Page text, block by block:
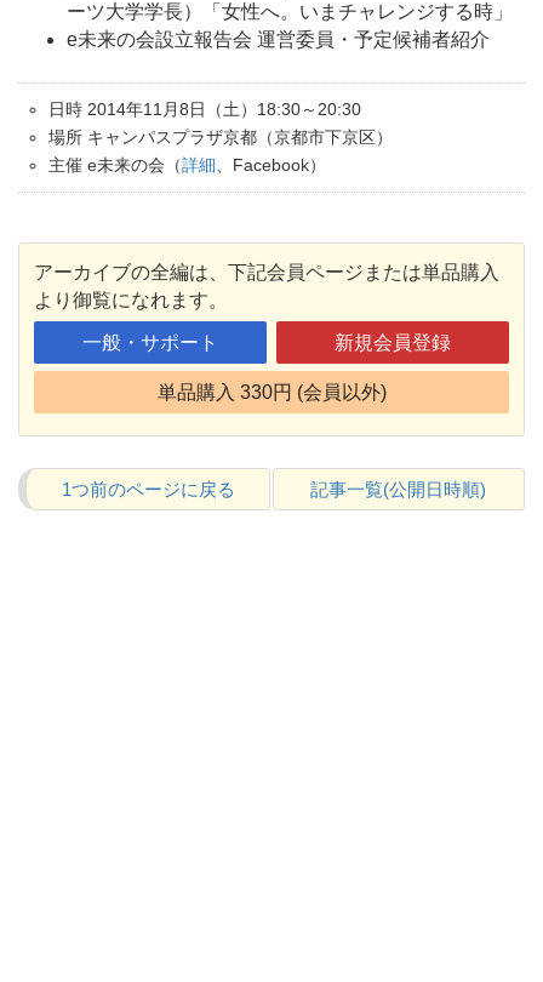
ーツ大学学長）「女性へ。いまチャレンジする時」
e未来の会設立報告会 運営委員・予定候補者紹介
日時 2014年11月8日（土）18:30～20:30
場所 キャンパスプラザ京都（京都市下京区）
主催 e未来の会（詳細 、Facebook）
アーカイブの全編は、下記会員ページまたは単品購入
より御覧になれます。
一般・サポート 新規会員登録
単品購入 330円 (会員以外)
1つ前のページに戻る 記事一覧(公開日時順)